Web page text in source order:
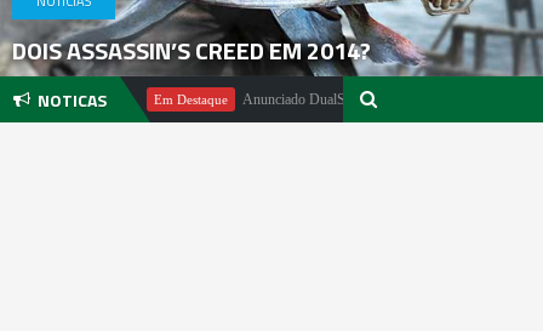
DOIS ASSASSIN’S CREED EM 2014?
NOTICAS
Pachter Em Destaque Anunciado DualSense The Last of Us Limited Edition